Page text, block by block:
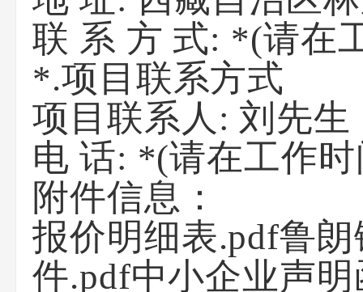
联 系 方 式: *(请在
*.项目联系方式
项目联系人: 刘先生
电 话: *(请在工作
附件信息：
报价明细表.pdf鲁
件.pdf中小企业声